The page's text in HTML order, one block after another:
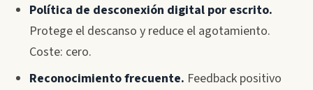
Política de desconexión digital por escrito.
Protege el descanso y reduce el agotamiento.
Coste: cero.
Reconocimiento frecuente. Feedback positivo